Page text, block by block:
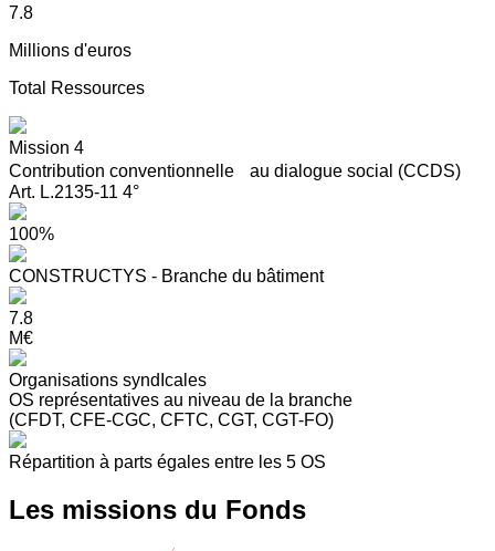
7.8
Millions d'euros
Total Ressources
Mission 4
Contribution conventionnelle au dialogue social (CCDS)
Art. L.2135-11 4°
100%
CONSTRUCTYS - Branche du bâtiment
7.8
M€
Organisations syndIcales
OS représentatives au niveau de la branche
(CFDT, CFE-CGC, CFTC, CGT, CGT-FO)
Répartition à parts égales entre les 5 OS
Les missions du Fonds